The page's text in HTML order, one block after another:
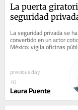
La puerta
seguridad
La seguridad privada se ha
convertido en un actor
México: vigila oficinas
hospitales, museos, bancos,
previous day
10
Laura Puente